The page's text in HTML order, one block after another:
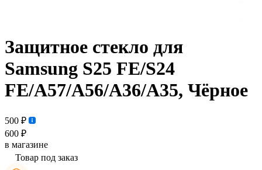
Защитное стекло для
Samsung S25 FE/S24
FE/A57/A56/A36/A35, Чёрное
500 ₽
600 ₽
в магазине
Товар под заказ